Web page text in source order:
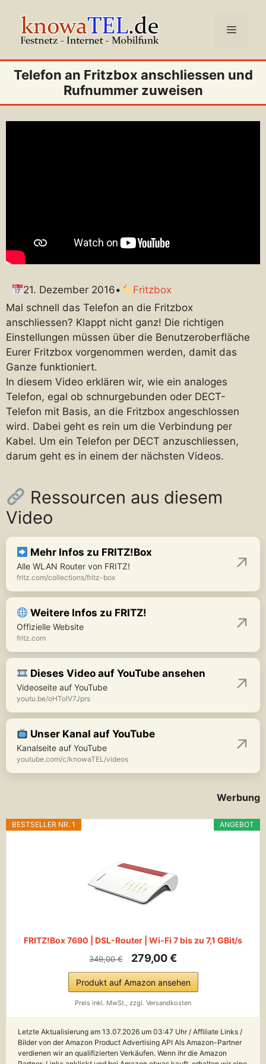
Inhalt
springen
Menü
Telefon an Fritzbox anschliessen und
Rufnummer zuweisen
21. Dezember 2016•
Fritzbox
Mal schnell das Telefon an die Fritzbox
anschliessen? Klappt nicht ganz! Die richtigen
Einstellungen müssen über die Benutzeroberfläche
Eurer Fritzbox vorgenommen werden, damit das
Ganze funktioniert.
In diesem Video erklären wir, wie ein analoges
Telefon, egal ob schnurgebunden oder DECT-
Telefon mit Basis, an die Fritzbox angeschlossen
wird. Dabei geht es rein um die Verbindung per
Kabel. Um ein Telefon per DECT anzuschliessen,
darum geht es in einem der nächsten Videos.
Ressourcen aus diesem
Video
Mehr Infos zu FRITZ!Box
Alle WLAN Router von FRITZ!
fritz.com/collections/fritz-box
Weitere Infos zu FRITZ!
Offizielle Website
fritz.com
Dieses Video auf YouTube ansehen
Videoseite auf YouTube
youtu.be/oHTolV7Jprs
Unser Kanal auf YouTube
Kanalseite auf YouTube
youtube.com/c/knowaTEL/videos
Werbung
ANGEBOT
BESTSELLER NR. 1
FRITZ!Box 7690 | DSL-Router | Wi-Fi 7 bis zu 7,1 GBit/s
349,00 € 279,00 €
Produkt auf Amazon ansehen
Preis inkl. MwSt., zzgl. Versandkosten
Letzte Aktualisierung am 13.07.2026 um 03:47 Uhr / Affiliate Links /
Bilder von der Amazon Product Advertising API Als Amazon-Partner
verdienen wir an qualifizierten Verkäufen. Wenn ihr die Amazon